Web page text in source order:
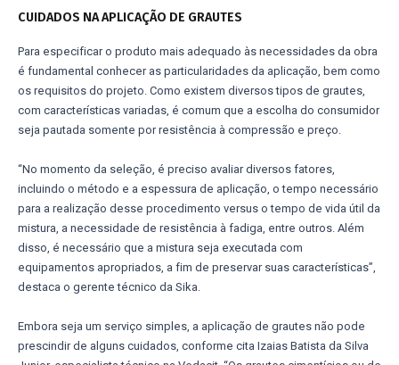
CUIDADOS NA APLICAÇÃO DE GRAUTES
Para especificar o produto mais adequado às necessidades da obra
é fundamental conhecer as particularidades da aplicação, bem como
os requisitos do projeto. Como existem diversos tipos de grautes,
com características variadas, é comum que a escolha do consumidor
seja pautada somente por resistência à compressão e preço.
“No momento da seleção, é preciso avaliar diversos fatores,
incluindo o método e a espessura de aplicação, o tempo necessário
para a realização desse procedimento versus o tempo de vida útil da
mistura, a necessidade de resistência à fadiga, entre outros. Além
disso, é necessário que a mistura seja executada com
equipamentos apropriados, a fim de preservar suas características”,
destaca o gerente técnico da Sika.
Embora seja um serviço simples, a aplicação de grautes não pode
prescindir de alguns cuidados, conforme cita Izaias Batista da Silva